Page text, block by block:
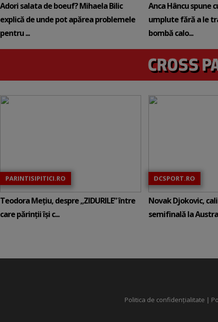
Adori salata de boeuf? Mihaela Bilic
explică de unde pot apărea problemele
pentru ...
Anca Hâncu spune
umplute fără a le
bombă calo...
PARINTISIPITICI.RO
Teodora Mețiu, despre „ZIDURILE” între
care părinții își c...
DCSPORT.RO
Novak Djokovic,
semifinală la
Politica de confidențialitate |